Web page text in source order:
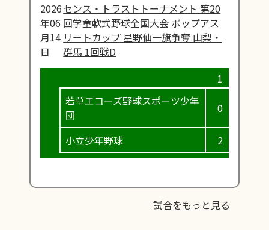
2026
年06
月14
日
センス・トラストトーナメント 第20
回学童軟式野球全国大会 ポップアス
リートカップ 星野仙一旗争奪 山梨・
群馬 1回戦D
若草エコーズ野球スポーツ少年
団
小立少年野球
0
2
試合をもっと見る